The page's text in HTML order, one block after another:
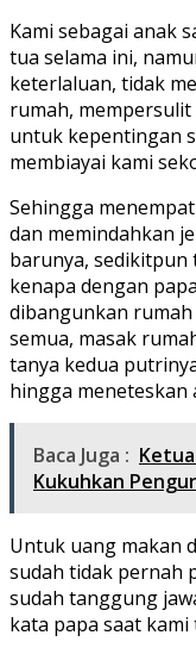
Kami sebagai anak
tua selama ini,
keterlaluan, tidak
rumah, mempersulit
untuk kepentingan
membiayai kami
Sehingga
dan memindahkan
barunya, sedikitpun
kenapa dengan
dibangunkan rumah
semua, masak
tanya kedua
hingga meneteskan
Baca Juga :
Kukuhkan
Untuk uang makan
sudah tidak pernah
sudah tanggung
kata papa saat